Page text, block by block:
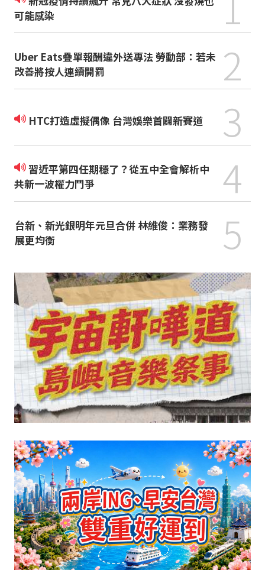
可能感染
Uber Eats疊單報酬違外送專法 勞動部：若未
改善將按人連續開罰
2
HTC打造虛擬偶像 台灣娛樂首闢新賽道 3
習近平第四任期穩了？從五中全會解析中
共新一波權力鬥爭
4
台新、新光銀明年元旦合併 林維俊：業務發
展更均衡
5